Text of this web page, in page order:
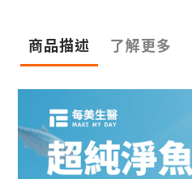
商品描述 了解更多